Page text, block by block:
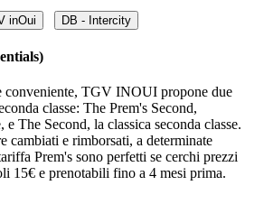
inOui DB - Intercity
conveniente, TGV INOUI propone due
classe: The Prem's Second,
The Second, la classica seconda classe.
cambiati e rimborsati, a determinate
Prem's sono perfetti se cerchi prezzi
15€ e prenotabili fino a 4 mesi prima.